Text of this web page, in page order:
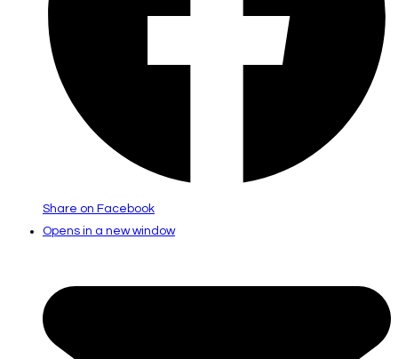
Share on Facebook
Opens in a new window